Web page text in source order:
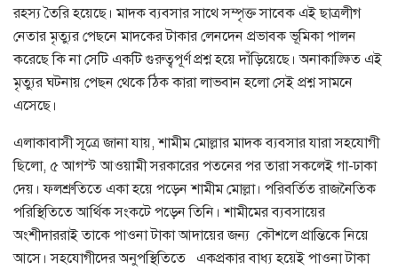
রহস্য তৈরি হয়েছে। মাদক ব্যবসার সাথে সম্পৃক্ত সাবেক এই ছাত্রলীগ
নেতার মৃত্যুর পেছনে মাদকের টাকার লেনদেন প্রভাবক ভূমিকা পালন
করেছে কি না সেটি একটি গুরুত্বপূর্ণ প্রশ্ন হয়ে দাঁড়িয়েছে। অনাকাঙ্ক্ষিত এই
মৃত্যুর ঘটনায় পেছন থেকে ঠিক কারা লাভবান হলো সেই প্রশ্ন সামনে
এসেছে।
এলাকাবাসী সূত্রে জানা যায়, শামীম মোল্লার মাদক ব্যবসার যারা সহযোগী
ছিলো, ৫ আগস্ট আওয়ামী সরকারের পতনের পর তারা সকলেই গা-ঢাকা
দেয়। ফলশ্রুতিতে একা হয়ে পড়েন শামীম মোল্লা। পরিবর্তিত রাজনৈতিক
পরিস্থিতিতে আর্থিক সংকটে পড়েন তিনি। শামীমের ব্যবসায়ের
অংশীদাররাই তাকে পাওনা টাকা আদায়ের জন্য কৌশলে প্রান্তিকে নিয়ে
আসে। সহযোগীদের অনুপস্থিতিতে একপ্রকার বাধ্য হয়েই পাওনা টাকা